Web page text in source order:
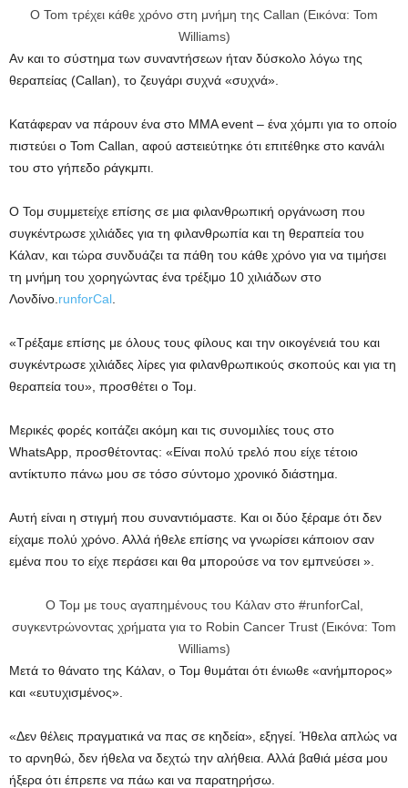
Ο Tom τρέχει κάθε χρόνο στη μνήμη της Callan (Εικόνα: Tom
Williams)
Αν και το σύστημα των συναντήσεων ήταν δύσκολο λόγω της
θεραπείας (Callan), το ζευγάρι συχνά «συχνά».
Κατάφεραν να πάρουν ένα στο MMA event – ένα χόμπι για το οποίο
πιστεύει ο Tom Callan, αφού αστειεύτηκε ότι επιτέθηκε στο κανάλι
του στο γήπεδο ράγκμπι.
Ο Τομ συμμετείχε επίσης σε μια φιλανθρωπική οργάνωση που
συγκέντρωσε χιλιάδες για τη φιλανθρωπία και τη θεραπεία του
Κάλαν, και τώρα συνδυάζει τα πάθη του κάθε χρόνο για να τιμήσει
τη μνήμη του χορηγώντας ένα τρέξιμο 10 χιλιάδων στο
Λονδίνο. runforCal
«Τρέξαμε επίσης με όλους τους φίλους και την οικογένειά του και
συγκέντρωσε χιλιάδες λίρες για φιλανθρωπικούς σκοπούς και για τη
θεραπεία του», προσθέτει ο Τομ.
Μερικές φορές κοιτάζει ακόμη και τις συνομιλίες τους στο
WhatsApp, προσθέτοντας: «Είναι πολύ τρελό που είχε τέτοιο
αντίκτυπο πάνω μου σε τόσο σύντομο χρονικό διάστημα.
Αυτή είναι η στιγμή που συναντιόμαστε. Και οι δύο ξέραμε ότι δεν
είχαμε πολύ χρόνο. Αλλά ήθελε επίσης να γνωρίσει κάποιον σαν
εμένα που το είχε περάσει και θα μπορούσε να τον εμπνεύσει ».
Ο Τομ με τους αγαπημένους του Κάλαν στο #runforCal,
συγκεντρώνοντας χρήματα για το Robin Cancer Trust (Εικόνα: Tom
Williams)
Μετά το θάνατο της Κάλαν, ο Τομ θυμάται ότι ένιωθε «ανήμπορος»
και «ευτυχισμένος».
«Δεν θέλεις πραγματικά να πας σε κηδεία», εξηγεί. Ήθελα απλώς να
το αρνηθώ, δεν ήθελα να δεχτώ την αλήθεια. Αλλά βαθιά μέσα μου
ήξερα ότι έπρεπε να πάω και να παρατηρήσω.